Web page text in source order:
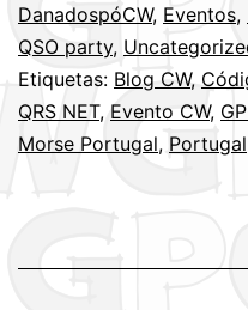
DanadospóCW, Eventos,
QSO party,
Etiquetas: Blog CW,
QRS NET, Evento CW,
Morse Portugal, Portugal